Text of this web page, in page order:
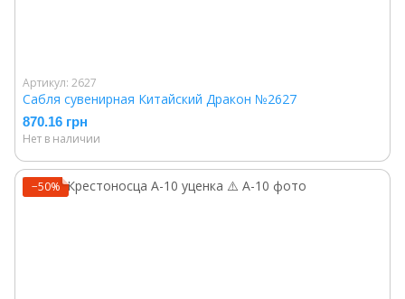
Артикул: 2627
Сабля сувенирная Китайский Дракон №2627
870.16 грн
Нет в наличии
−50%